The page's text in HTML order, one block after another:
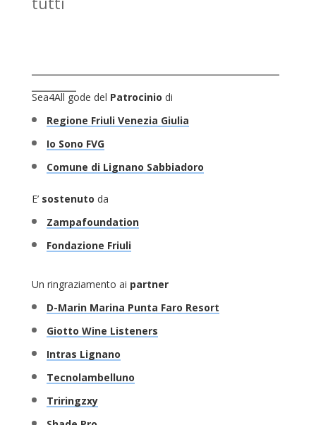
Sea4All gode del Patrocinio di
Regione Friuli Venezia Giulia
Io Sono FVG
Comune di Lignano Sabbiadoro
E’ sostenuto da
Zampafoundation
Fondazione Friuli
Un ringraziamento ai partner
D-Marin Marina Punta Faro Resort
Giotto Wine Listeners
Intras Lignano
Tecnolambelluno
Triringzxy